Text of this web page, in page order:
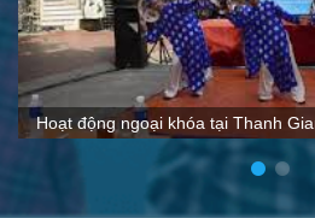
VTC nói gì về Thanh Giang